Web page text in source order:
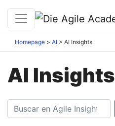
Homepage AI AI Insights
AI Insights